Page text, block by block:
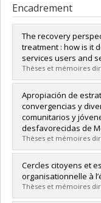
Encadrement
The recovery
treatment : how is it
services users and
Thèses et mémoires
Diplômé(e) :
Cycle :Doctorat
Diplôme obtenu :
Lien vers le
Apropiación de
convergencias y
comunitarios y
desfavorecidas de
Thèses et mémoires
Diplômé(e) :
Cycle :Doctorat
Diplôme obtenu :
Lien vers le
Cercles citoyens et
organisationnelle à
Thèses et mémoires